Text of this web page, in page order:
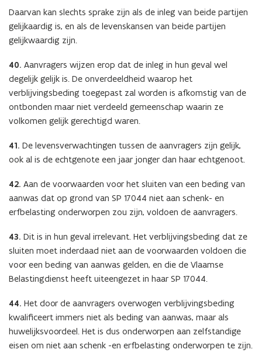
Daarvan kan slechts sprake zijn als de inleg van beide partijen
gelijkaardig is, en als de levenskansen van beide partijen
gelijkwaardig zijn.
40. Aanvragers wijzen erop dat de inleg in hun geval wel
degelijk gelijk is. De onverdeeldheid waarop het
verblijvingsbeding toegepast zal worden is afkomstig van de
ontbonden maar niet verdeeld gemeenschap waarin ze
volkomen gelijk gerechtigd waren.
41. De levensverwachtingen tussen de aanvragers zijn gelijk,
ook al is de echtgenote een jaar jonger dan haar echtgenoot.
42. Aan de voorwaarden voor het sluiten van een beding van
aanwas dat op grond van SP 17044 niet aan schenk- en
erfbelasting onderworpen zou zijn, voldoen de aanvragers.
43. Dit is in hun geval irrelevant. Het verblijvingsbeding dat ze
sluiten moet inderdaad niet aan de voorwaarden voldoen die
voor een beding van aanwas gelden, en die de Vlaamse
Belastingdienst heeft uiteengezet in haar SP 17044.
44. Het door de aanvragers overwogen verblijvingsbeding
kwalificeert immers niet als beding van aanwas, maar als
huwelijksvoordeel. Het is dus onderworpen aan zelfstandige
eisen om niet aan schenk -en erfbelasting onderworpen te zijn.